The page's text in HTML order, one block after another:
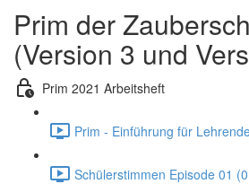
Prim der
(Version 3 und
Prim 2021 Arbeitsheft
Prim - Einführung für
Schülerstimmen Episode 01